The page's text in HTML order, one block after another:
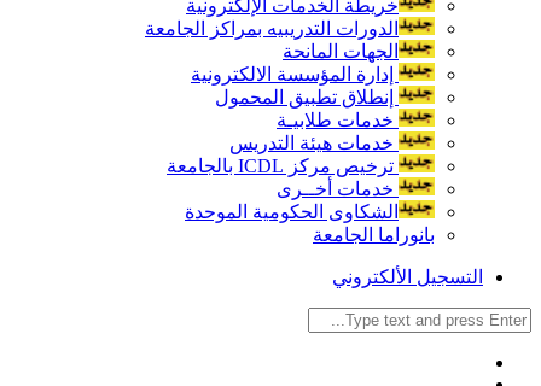
خريطة الخدمات الإلكترونية
الدورات التدريبيه بمراكز الجامعة
الجهات المانحة
إدارة المؤسسة الالكترونية
إنطلاق تطبيق المحمول
خدمات طلابيـة
خدمات هيئة التدريس
ترخيص مركز ICDL بالجامعة
خدمات أخــرى
الشكاوى الحكومية الموحدة
بانوراما الجامعة
التسجيل الألكتروني